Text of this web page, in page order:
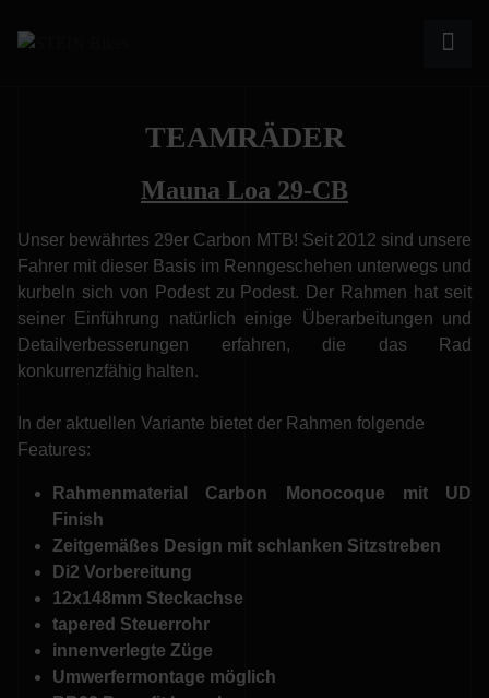
TEAMRÄDER
Mauna Loa 29-CB
Unser bewährtes 29er Carbon MTB! Seit 2012 sind unsere
Fahrer mit dieser Basis im Renngeschehen unterwegs und
kurbeln sich von Podest zu Podest. Der Rahmen hat seit
seiner Einführung natürlich einige Überarbeitungen und
Detailverbesserungen erfahren, die das Rad
konkurrenzfähig halten.
In der aktuellen Variante bietet der Rahmen folgende
Features:
Rahmenmaterial Carbon Monocoque mit UD
Finish
Zeitgemäßes Design mit schlanken Sitzstreben
Di2 Vorbereitung
12x148mm Steckachse
tapered Steuerrohr
innenverlegte Züge
Umwerfermontage möglich